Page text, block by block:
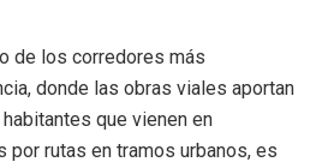
de los corredores más
donde las obras viales aportan
que vienen en
por rutas en tramos urbanos, es